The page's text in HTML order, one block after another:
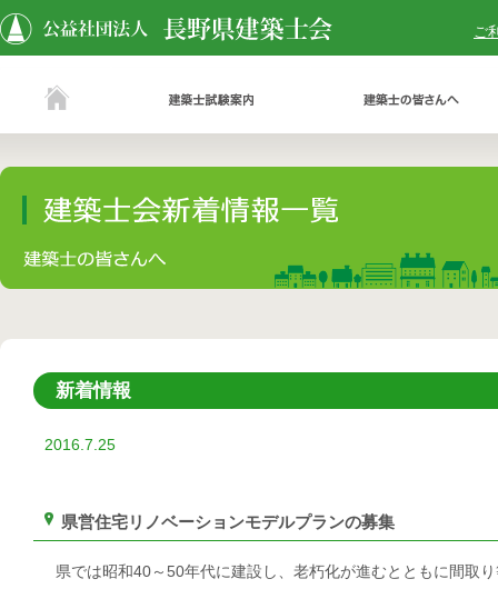
ご
新着情報
2016.7.25
県営住宅リノベーションモデルプランの募集
県では昭和40～50年代に建設し、老朽化が進むとともに間取